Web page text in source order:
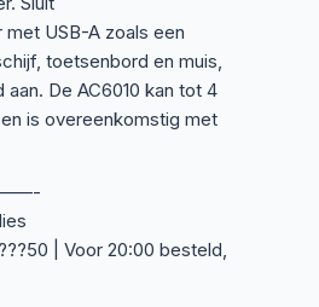
USB-A zoals een
toetsenbord en muis,
De AC6010 kan tot 4
is overeenkomstig met
| Voor 20:00 besteld,